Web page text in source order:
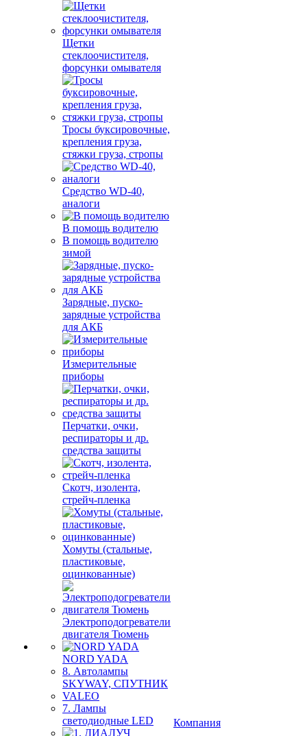
Щетки
стеклоочистителя,
форсунки омывателя
Тросы буксировочные,
крепления груза,
стяжки груза, стропы
Средство WD-40,
аналоги
В помощь водителю
В помощь водителю
зимой
Зарядные, пуско-
зарядные устройства
для АКБ
Измерительные
приборы
Перчатки, очки,
респираторы и др.
средства защиты
Скотч, изолента,
стрейч-пленка
Хомуты (стальные,
пластиковые,
оцинкованные)
Электроподогреватели
двигателя Тюмень
NORD YADA
8. Автолампы
SKYWAY, СПУТНИК
VALEO
7. Лампы
светодиодные LED
Компания